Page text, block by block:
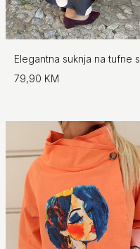
79,90 KM